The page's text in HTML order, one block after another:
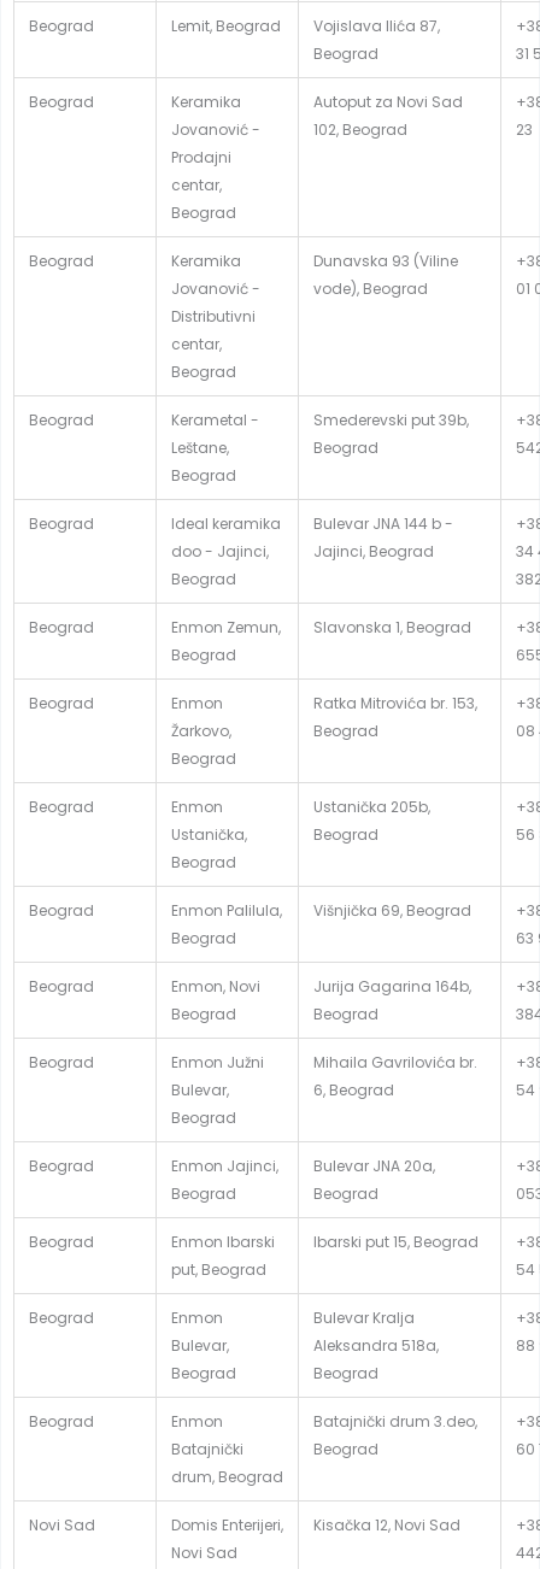
Beograd Lemit, Beograd
Vojislava Ilića 87,
Beograd
31
Beograd
Keramika
Jovanović -
Prodajni
centar,
Beograd
Autoput za Novi Sad
102, Beograd
23
Beograd
Keramika
Jovanović -
Distributivni
centar,
Beograd
Dunavska 93 (Viline
vode), Beograd
01
Beograd
Kerametal -
Leštane,
Beograd
Smederevski put 39b,
Beograd
Beograd
Ideal keramika
doo - Jajinci,
Beograd
Bulevar JNA 144 b -
Jajinci, Beograd
34
Beograd
Enmon Zemun,
Beograd
Slavonska 1, Beograd
Beograd
Enmon
Žarkovo,
Beograd
Ratka Mitrovića br. 153,
Beograd
08
Beograd
Enmon
Ustanička,
Beograd
Ustanička 205b,
Beograd
56
Beograd
Enmon Palilula,
Beograd
Višnjička 69, Beograd
63
Beograd
Enmon, Novi
Beograd
Jurija Gagarina 164b,
Beograd
Beograd
Enmon Južni
Bulevar,
Beograd
Mihaila Gavrilovića br.
6, Beograd
54
Beograd
Enmon Jajinci,
Beograd
Bulevar JNA 20a,
Beograd
Beograd
Enmon Ibarski
put, Beograd
Ibarski put 15, Beograd
54
Beograd
Enmon
Bulevar,
Beograd
Bulevar Kralja
Aleksandra 518a,
Beograd
88
Beograd
Enmon
Batajnički
drum, Beograd
Batajnički drum 3.deo,
Beograd
60
Novi Sad
Domis Enterijeri,
Novi Sad
Kisačka 12, Novi Sad